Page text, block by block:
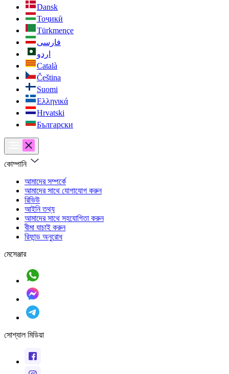
Dansk
Тоҷикӣ
Türkmençe
فارسی
اردو
Català
Čeština
Suomi
Ελληνικά
Hrvatski
Български
কোম্পানি
আমাদের সম্পর্কে
আমাদের সাথে যোগাযোগ করুন
রিভিউ
আইনি তথ্য
আমাদের সাথে সহযোগিতা করুন
বীমা যাচাই করুন
রিফান্ড অনুরোধ
মেসেঞ্জার
সোশ্যাল মিডিয়া